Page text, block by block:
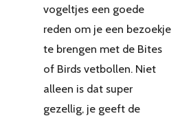
vogeltjes een goede
reden om je een bezoekje
te brengen met de Bites
of Birds vetbollen. Niet
alleen is dat super
gezellig, je geeft de